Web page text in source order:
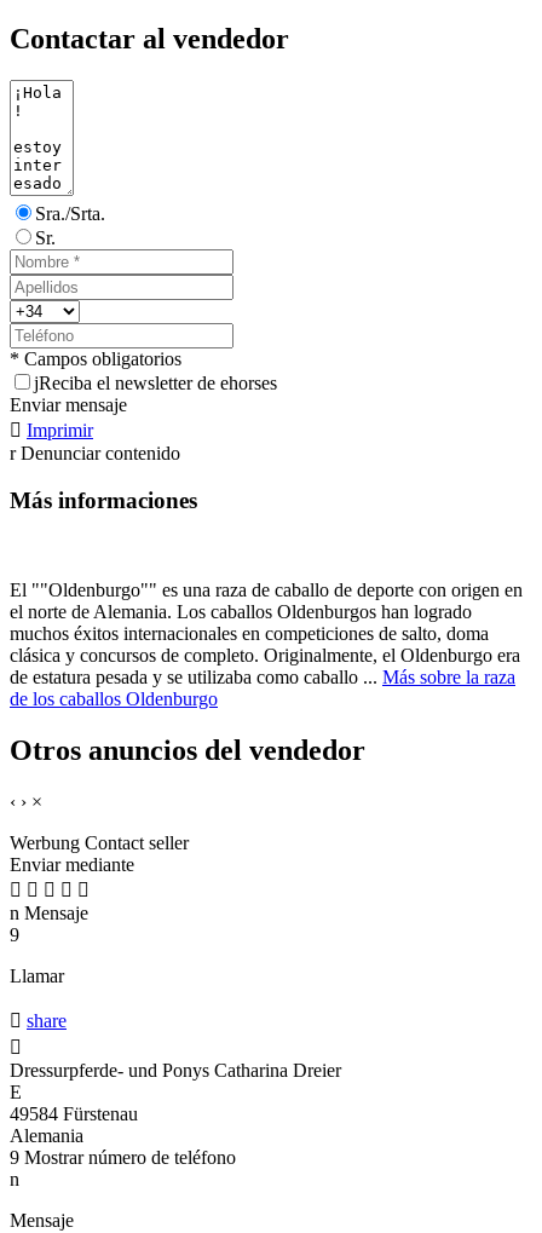
Contactar al vendedor
Sra./Srta.
Sr.
* Campos obligatorios
jReciba el newsletter de ehorses
Enviar mensaje
 Imprimir
r Denunciar contenido
Más informaciones
El ""Oldenburgo"" es una raza de caballo de deporte con origen en
el norte de Alemania. Los caballos Oldenburgos han logrado
muchos éxitos internacionales en competiciones de salto, doma
clásica y concursos de completo. Originalmente, el Oldenburgo era
de estatura pesada y se utilizaba como caballo ... Más sobre la raza
de los caballos Oldenburgo
Otros anuncios del vendedor
‹ › ×
Werbung Contact seller
Enviar mediante
    
n Mensaje
9
Llamar
 share

Dressurpferde- und Ponys Catharina Dreier
E
49584 Fürstenau
Alemania
9 Mostrar número de teléfono
n
Mensaje